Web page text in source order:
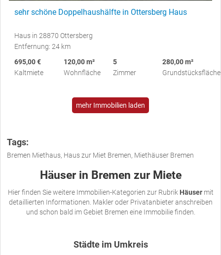
sehr schöne Doppelhaushälfte in Ottersberg Haus
Haus in 28870 Ottersberg
Entfernung: 24 km
695,00 €
Kaltmiete
120,00 m²
Wohnfläche
5
Zimmer
280,00 m²
Grundstücksfläche
mehr Immobilien laden
Tags:
Bremen Miethaus, Haus zur Miet Bremen, Miethäuser Bremen
Häuser in Bremen zur Miete
Hier finden Sie weitere Immobilien-Kategorien zur Rubrik Häusermit
detaillierten Informationen. Makler oder Privatanbieter anschreiben
und schon bald im Gebiet Bremen eine Immobilie finden.
Städte im Umkreis